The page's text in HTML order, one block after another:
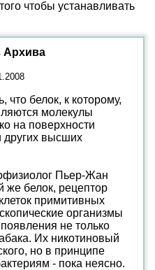
чтобы устанавливать
Архива
что белок, к которому,
молекулы
на поверхности
других высших
Пьер-Жан
белок, рецептор
примитивных
организмы
не только
Их никотиновый
но в принципе
- пока неясно.